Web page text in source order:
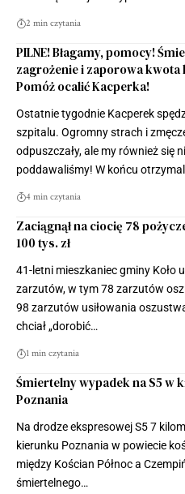
2 min czytania
PILNE! Błagamy, pomocy!
zagrożenie i zaporowa kwota
Pomóż ocalić Kacperka!
Ostatnie tygodnie Kacperek
szpitalu. Ogromny strach i
odpuszczały, ale my również się
poddawaliśmy! W końcu
4 min czytania
Zaciągnął na ciocię 78
100 tys. zł
41-letni mieszkaniec gminy Koło
zarzutów, w tym 78 zarzutów
98 zarzutów usiłowania
chciał „dorobić…
1 min czytania
Śmiertelny wypadek na S5 w
Poznania
Na drodze ekspresowej S5 7
kierunku Poznania w powiecie
między Kościan Północ a
śmiertelnego…